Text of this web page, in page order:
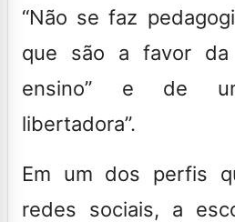
“Não se faz
que são a favor da
ensino” e de
libertadora”.
Em um dos perfis
redes sociais, a